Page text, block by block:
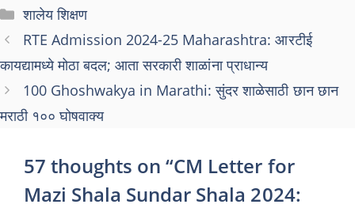
Categories
शालेय शिक्षण
RTE Admission 2024-25 Maharashtra: आरटीई
कायद्यामध्ये मोठा बदल; आता सरकारी शाळांना प्राधान्य
100 Ghoshwakya in Marathi: सुंदर शाळेसाठी छान छान
मराठी १०० घोषवाक्य
57 thoughts on “CM Letter for
Mazi Shala Sundar Shala 2024: